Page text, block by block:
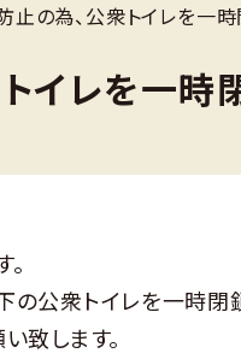
止の為、公衆トイレを一時
イレを一時
公衆トイレを一時閉
致します。